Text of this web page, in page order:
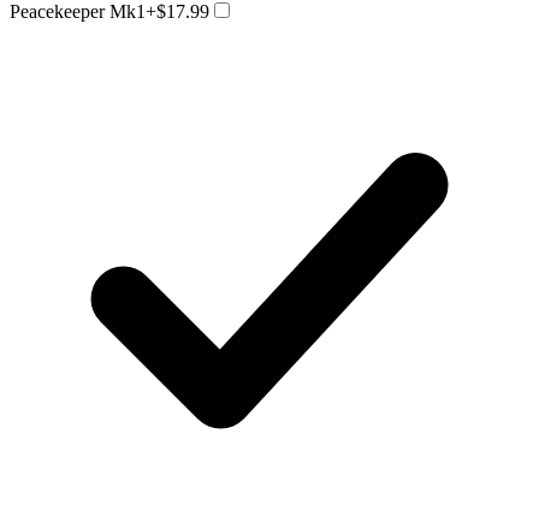
Peacekeeper Mk1+$17.99